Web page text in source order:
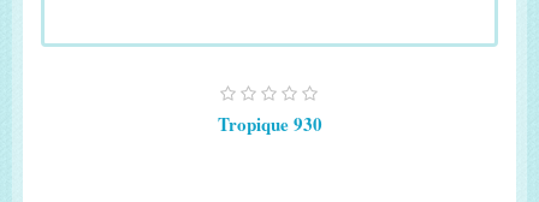
Tropique 930